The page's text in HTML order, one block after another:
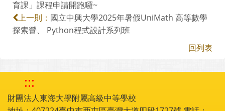
育課」課程申請開跑囉~
上一則： 國立中興大學2025年暑假UniMath 高等數學
探索營、 Python程式設計系列班
回列表
:::
財團法人東海大學附屬高級中等學校